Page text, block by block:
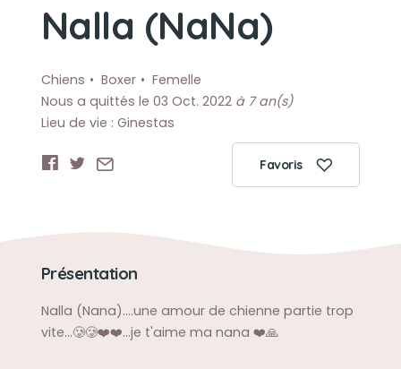
Nalla (NaNa)
Chiens Boxer
Femelle
Nous a quittés le 03 Oct. 2022 à 7 an(s)
Lieu de vie : Ginestas
Favoris
Présentation
Nalla (Nana)....une amour de chienne partie trop
vite...🥲🥲❤️❤️...je t'aime ma nana ❤️🙏